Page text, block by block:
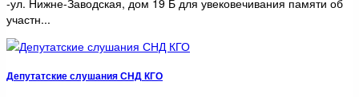
-ул. Нижне-Заводская, дом 19 Б для увековечивания памяти об
участн...
Депутатские слушания СНД КГО